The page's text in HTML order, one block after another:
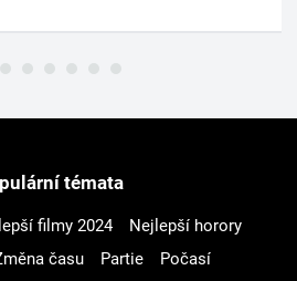
témata
filmy 2024
Nejlepší horory
času Partie
Počasí